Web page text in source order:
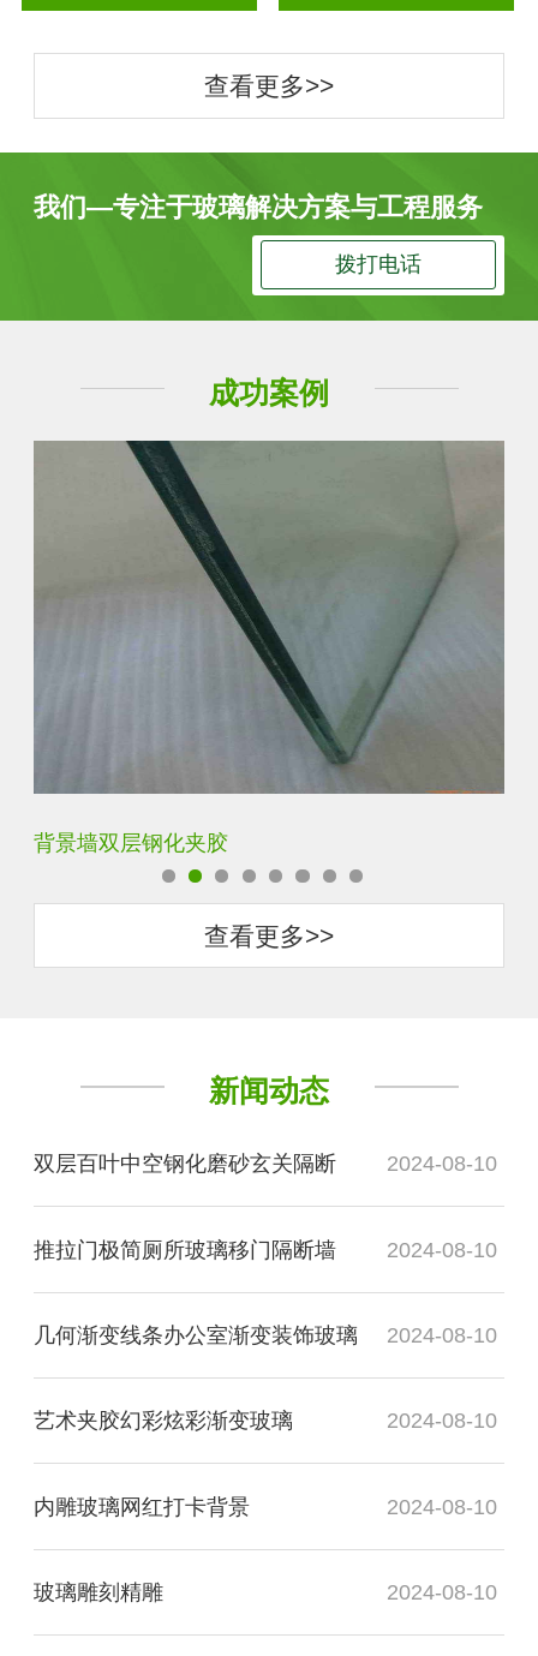
查看更多>>
我们—专注于玻璃解决方案与工程服务
拨打电话
成功案例
背景墙双层钢化夹胶
查看更多>>
新闻动态
双层百叶中空钢化磨砂玄关隔断 2024-08-10
推拉门极简厕所玻璃移门隔断墙 2024-08-10
几何渐变线条办公室渐变装饰玻璃 2024-08-10
艺术夹胶幻彩炫彩渐变玻璃 2024-08-10
内雕玻璃网红打卡背景 2024-08-10
玻璃雕刻精雕 2024-08-10